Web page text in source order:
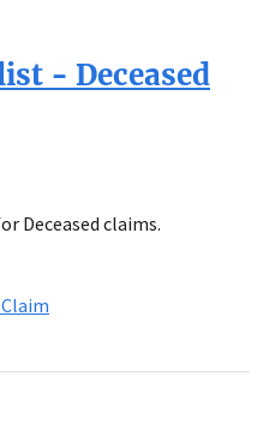
- Deceased
Deceased claims.